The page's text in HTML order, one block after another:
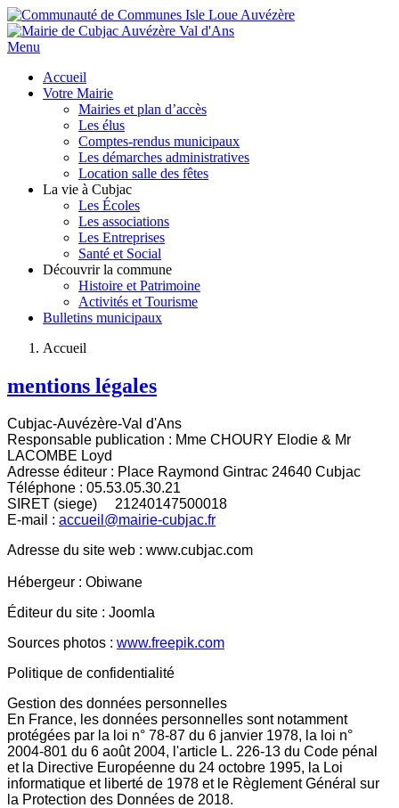
Menu
Accueil
Votre Mairie
Mairies et plan d’accès
Les élus
Comptes-rendus municipaux
Les démarches administratives
Location salle des fêtes
La vie à Cubjac
Les Écoles
Les associations
Les Entreprises
Santé et Social
Découvrir la commune
Histoire et Patrimoine
Activités et Tourisme
Bulletins municipaux
Accueil
mentions légales
Cubjac-Auvézère-Val d'Ans
Responsable publication : Mme CHOURY Elodie & Mr
LACOMBE Loyd
Adresse éditeur : Place Raymond Gintrac 24640 Cubjac
Téléphone : 05.53.05.30.21
SIRET (siege) 21240147500018
E-mail : accueil@mairie-cubjac.fr
Adresse du site web : www.cubjac.com
Hébergeur : Obiwane
Éditeur du site : Joomla
Sources photos : www.freepik.com
Politique de confidentialité
Gestion des données personnelles
En France, les données personnelles sont notamment
protégées par la loi n° 78-87 du 6 janvier 1978, la loi n°
2004-801 du 6 août 2004, l'article L. 226-13 du Code pénal
et la Directive Européenne du 24 octobre 1995, la Loi
informatique et liberté de 1978 et le Règlement Général sur
la Protection des Données de 2018.